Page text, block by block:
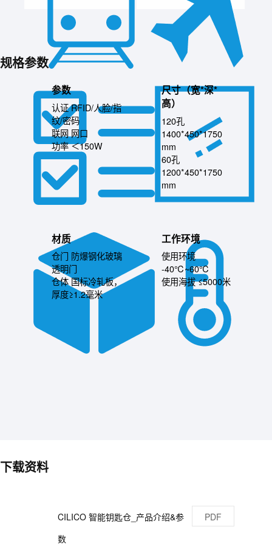
规格参数
参数
认证 RFID/人脸/指
纹/密码
联网 网口
功率 ＜150W
尺寸（宽*深*
高）
120孔
1400*450*1750
mm
60孔
1200*450*1750
mm
材质
仓门 防爆钢化玻璃
透明门
仓体 国标冷轧板，
厚度≥1.2毫米
工作环境
使用环境
-40℃~60℃
使用海拔 ≤5000米
下载资料
CILICO 智能钥匙仓_产品介绍&参
数
PDF